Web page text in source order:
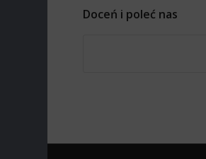
Doceń i poleć nas